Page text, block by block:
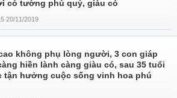
có tướng phú quý, giàu có
20/11/2019
không phụ lòng người, 3 con giáp
hiền lành càng giàu có, sau 35 tuổi
tận hưởng cuộc sống vinh hoa phú